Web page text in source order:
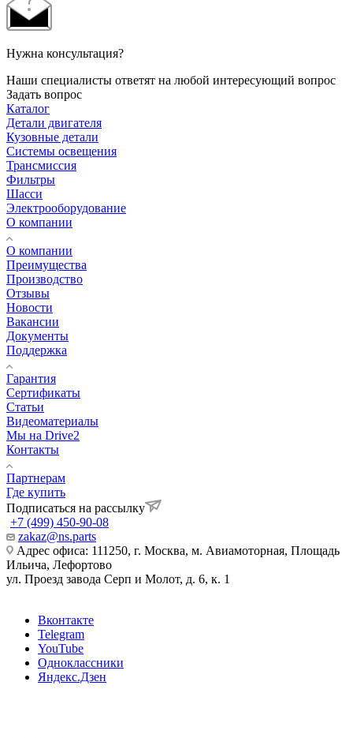
Нужна консультация?
Наши специалисты ответят на любой интересующий вопрос
Задать вопрос
Каталог
Детали двигателя
Кузовные детали
Системы освещения
Трансмиссия
Фильтры
Шасси
Электрооборудование
О компании
О компании
Преимущества
Производство
Отзывы
Новости
Вакансии
Документы
Поддержка
Гарантия
Сертификаты
Статьи
Видеоматериалы
Мы на Drive2
Контакты
Партнерам
Где купить
Подписаться на рассылку
+7 (499) 450-90-08
zakaz@ns.parts
Адрес офиса: 111250, г. Москва, м. Авиамоторная, Площадь
Ильича, Лефортово
ул. Проезд завода Серп и Молот, д. 6, к. 1
Вконтакте
Telegram
YouTube
Одноклассники
Яндекс.Дзен